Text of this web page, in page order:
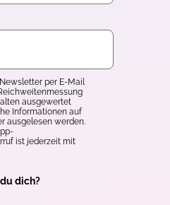
per E-Mail
ausgewertet
Informationen auf
ausgelesen werden.
ist jederzeit mit
dich?